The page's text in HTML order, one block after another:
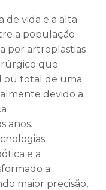
de vida e a alta
a população
por artroplastias
que
ou total de uma
devido a
anos.
e a
a
maior precisão,